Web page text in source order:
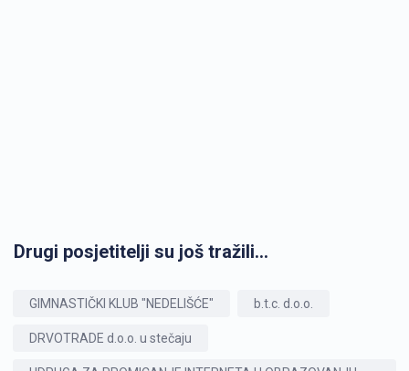
Drugi posjetitelji su još tražili...
GIMNASTIČKI KLUB "NEDELIŠĆE" b.t.c. d.o.o.
DRVOTRADE d.o.o. u stečaju